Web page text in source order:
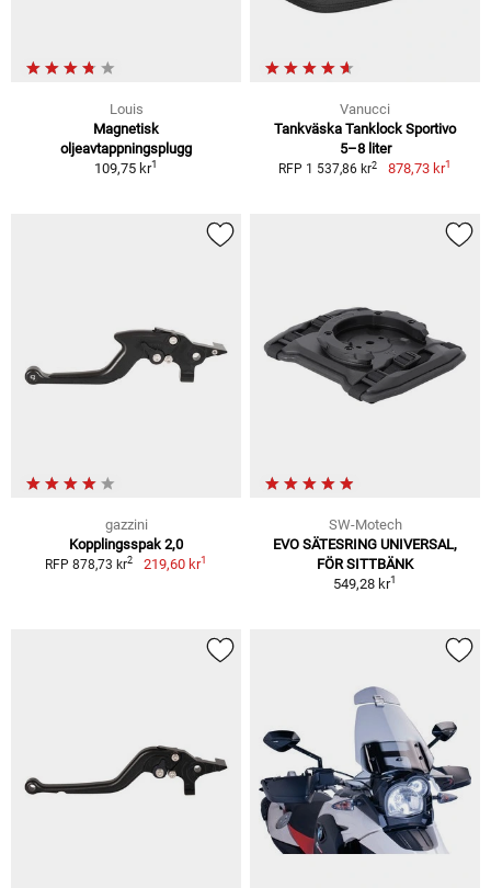
Louis
Magnetisk
oljeavtappningsplugg
109,75 kr1
Vanucci
Tankväska Tanklock Sportivo
5–8 liter
RFP 1 537,86 kr2 878,73 kr1
gazzini
Kopplingsspak 2,0
RFP 878,73 kr2 219,60 kr1
SW-Motech
EVO SÄTESRING UNIVERSAL,
FÖR SITTBÄNK
549,28 kr1